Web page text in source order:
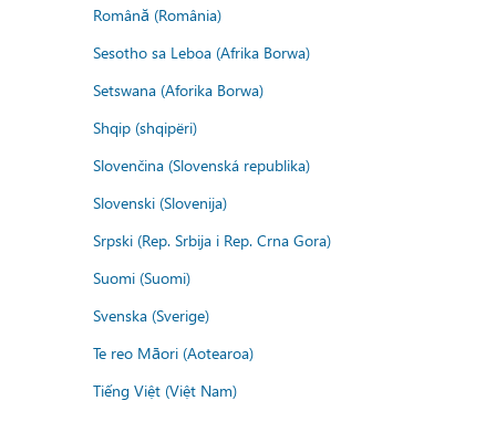
Română (România)
Sesotho sa Leboa (Afrika Borwa)
Setswana (Aforika Borwa)
Shqip (shqipëri)
Slovenčina (Slovenská republika)
Slovenski (Slovenija)
Srpski (Rep. Srbija i Rep. Crna Gora)
Suomi (Suomi)
Svenska (Sverige)
Te reo Māori (Aotearoa)
Tiếng Việt (Việt Nam)